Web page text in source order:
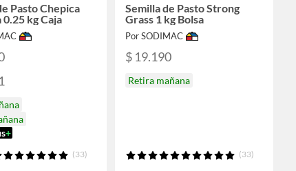
Pasto Chepica
kg Caja
+
(33)
Semilla de Pasto Strong
Grass 1 kg Bolsa
Por SODIMAC
$ 19.190
Retira mañana
(33)